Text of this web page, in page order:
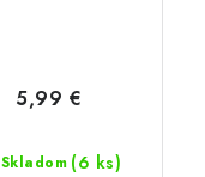
Skladom (6 ks)
5,99 €